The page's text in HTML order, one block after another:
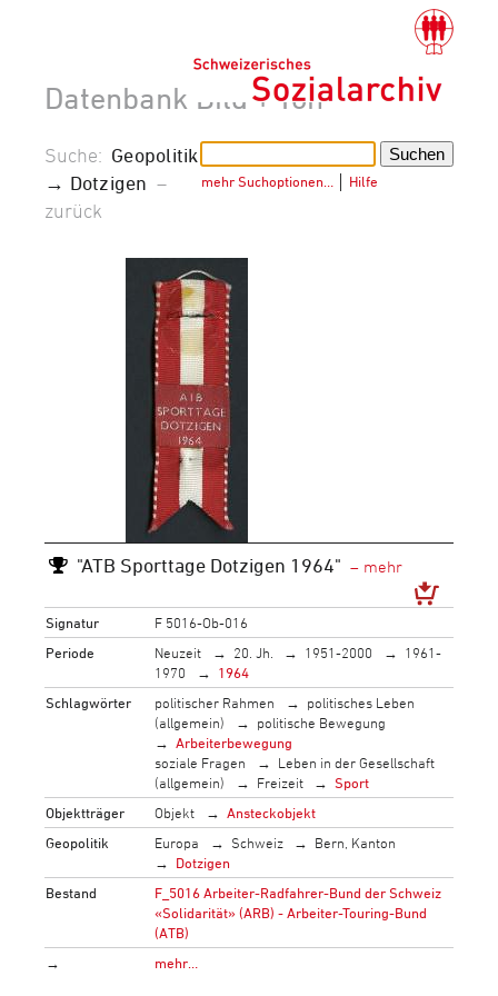
Datenbank Bild + Ton
mehr Suchoptionen… Hilfe
Suche: Geopolitik
→ Dotzigen –
zurück
"ATB Sporttage Dotzigen 1964"
Signatur
F 5016-Ob-016
Periode
Neuzeit 20. Jh. 1951-2000
1961-
1970
1964
Schlagwörter
politischer Rahmen
politisches Leben
(allgemein)
politische Bewegung
Arbeiterbewegung
soziale Fragen
Leben in der Gesellschaft
(allgemein)
Freizeit
Sport
Objektträger
Objekt
Ansteckobjekt
Geopolitik
Europa Schweiz
Bern, Kanton
Dotzigen
Bestand
F_5016 Arbeiter-Radfahrer-Bund der Schweiz
«Solidarität» (ARB) - Arbeiter-Touring-Bund
(ATB)
→
mehr…